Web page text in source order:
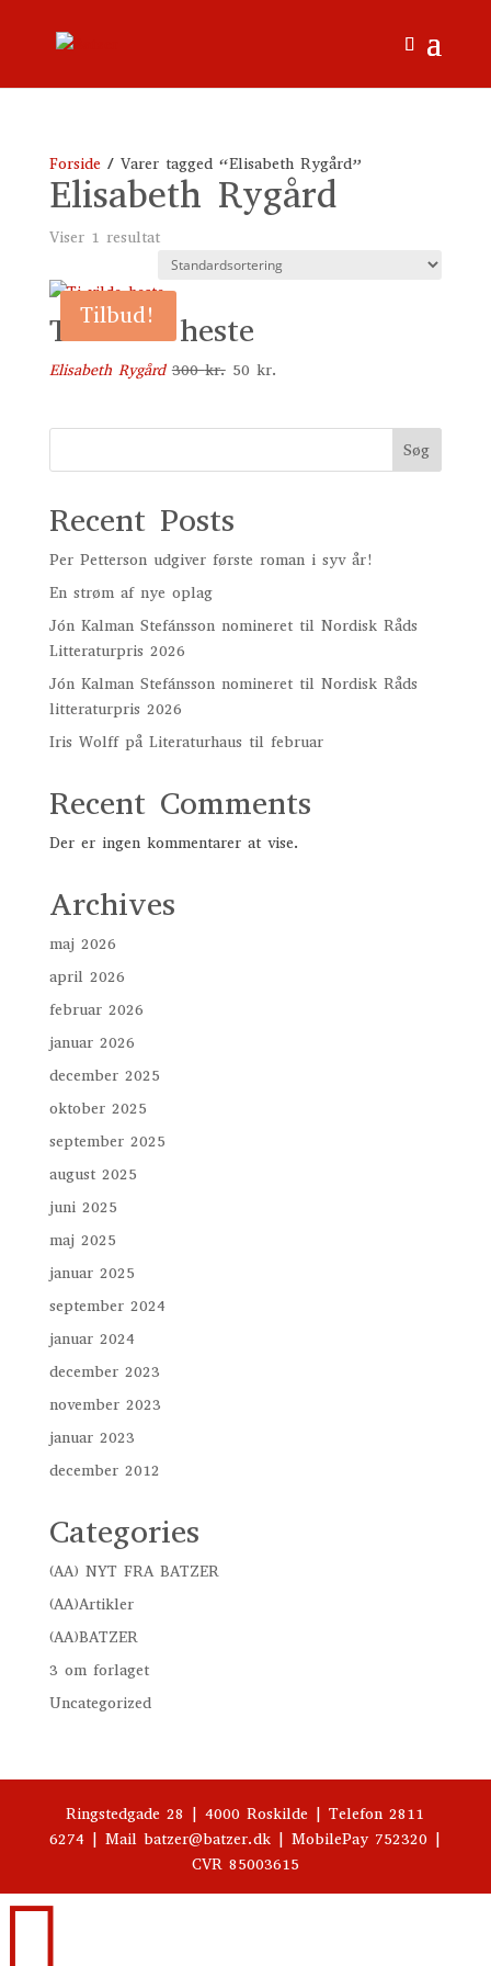
Forside/ Varer tagged “Elisabeth Rygård”
Elisabeth Rygård
Viser 1 resultat
Tilbud!
Ti vilde heste
Elisabeth Rygård 300kr. Den
300 kr..
50 kr.
50 kr..
Søg
Recent Posts
Per Petterson udgiver første roman i syv år!
En strøm af nye oplag
Jón Kalman Stefánsson nomineret til Nordisk Råds
Litteraturpris 2026
Jón Kalman Stefánsson nomineret til Nordisk Råds
litteraturpris 2026
Iris Wolff på Literaturhaus til februar
Recent Comments
Der er ingen kommentarer at vise.
Archives
maj 2026
april 2026
februar 2026
januar 2026
december 2025
oktober 2025
september 2025
august 2025
juni 2025
maj 2025
januar 2025
september 2024
januar 2024
december 2023
november 2023
januar 2023
december 2012
Categories
(AA) NYT FRA BATZER
(AA)Artikler
(AA)BATZER
3 om forlaget
Uncategorized
Ringstedgade 28 | 4000 Roskilde | Telefon 2811
6274 | Mail batzer@batzer.dk | MobilePay 752320 |
CVR 85003615